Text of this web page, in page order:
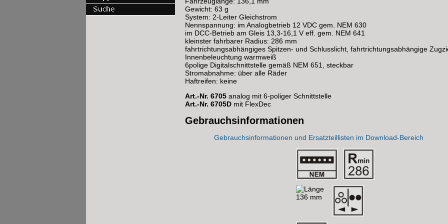
Gewicht: 63 g
System: 2-Leiter Gleichstrom
Nennspannung: im Analogbetrieb 12 VDC gem. NEM 630
im DCC-Betrieb am Gleis 13,3-16,1 V eff. gem. NEM 641
kleinster fahrbarer Radius: 286 mm
fahrtrichtungsabhängiges Spitzen- und Schlusslicht, fahrtrichtungsabhängige
Innenbeleuchtung warmweiß
6polige Digitalschnittstelle gemäß NEM 651, steckbar
Stromabnahme: über alle Räder
Haftreifen: keine
Art.-Nr. 6705 analog mit 6-poliger Schnittstelle
Art.-Nr. 6705D mit FlexDec
Gebrauchsinformationen
Gebrauchsinformationen und Ersatzteillisten im Download-Bereich